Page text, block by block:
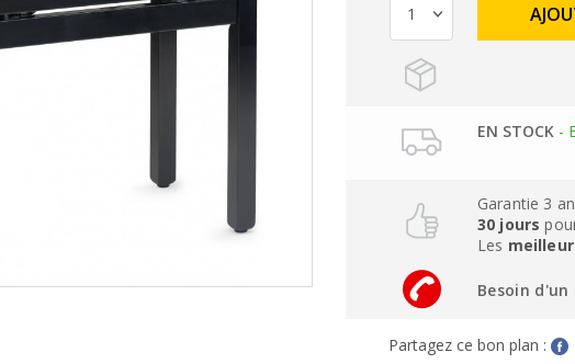
EN STOCK-
Garantie 3
30 jours
Les
Besoin d'un
Partagez ce bon plan :